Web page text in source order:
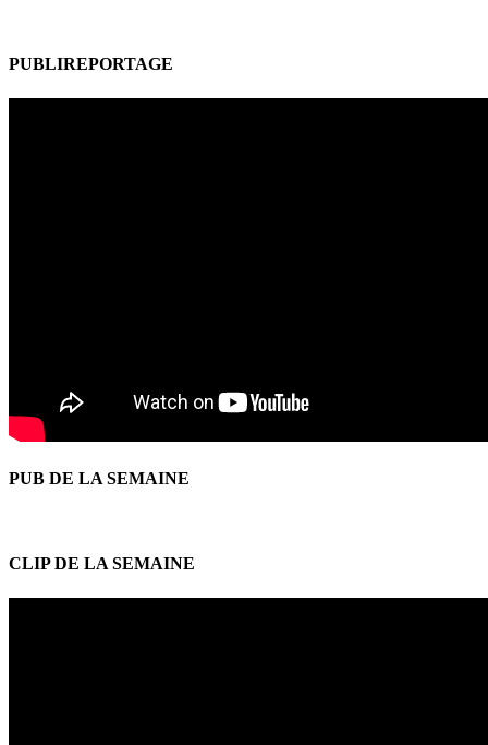
PUBLIREPORTAGE
PUB DE LA SEMAINE
CLIP DE LA SEMAINE